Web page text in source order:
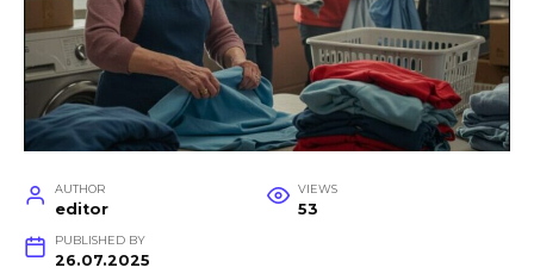
AUTHOR
editor
VIEWS
53
PUBLISHED BY
26.07.2025